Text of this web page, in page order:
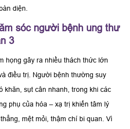
diện.
sóc người bệnh ung thư
3
họng gây ra nhiều thách thức lớn
điều trị. Người bệnh thường suy
khăn, sụt cân nhanh, trong khi các
phụ của hóa – xạ trị khiến tâm lý
mệt mỏi, thậm chí bi quan. Vì